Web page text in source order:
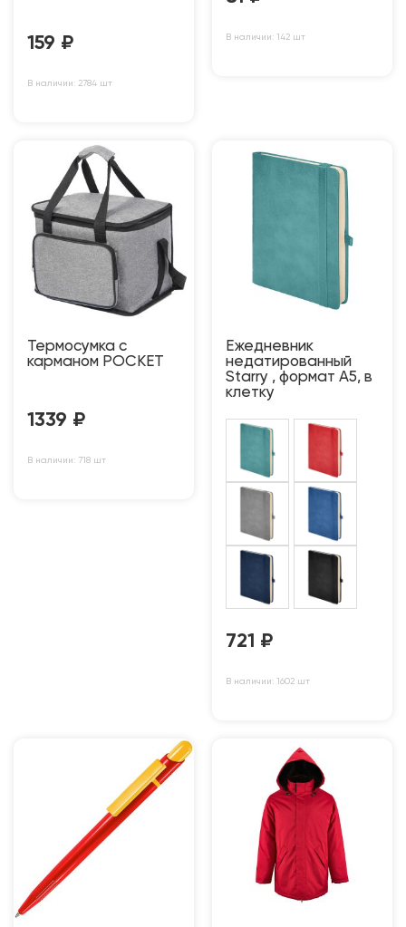
159 ₽
В наличии: 2784 шт
В наличии: 142 шт
Термосумка с
карманом POCKET
1339 ₽
В наличии: 718 шт
Ежедневник
недатированный
Starry , формат А5, в
клетку
721 ₽
В наличии: 1602 шт